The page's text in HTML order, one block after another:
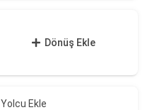
Dönüş Ekle
Yolcu Ekle